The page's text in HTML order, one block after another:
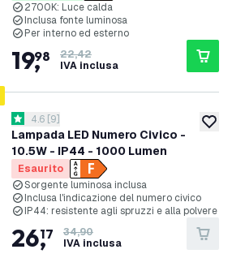
2700K: Luce calda
Inclusa fonte luminosa
Per interno ed esterno
19,
98
22,42
IVA inclusa
Lampada LED Numero Civico -
10.5W - IP44 - 1000 Lumen
apri il cassetto delle recensioni
4.6 stelle di valutazione
4.6 [9]
Esaurito
Sorgente luminosa inclusa
Inclusa l'indicazione del numero civico
IP44: resistente agli spruzzi e alla polvere
26,
17
34,90
IVA inclusa